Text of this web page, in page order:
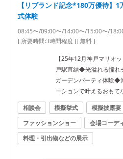
【リブランド記念*180万優待】
式体験
08:45〜/09:00〜/14:00〜/15:00〜/
[ 所要時間:3時間程度][ 無料 ]
【25年12月神戸マリオ
戸駅直結◆光溢れる憧
ガーデンパーティ体験◆
ーションで叶えるおも
品試食
相談会 模擬挙式 模擬披露宴
ファッションショー
会場コーデ
料理・引出物などの展示